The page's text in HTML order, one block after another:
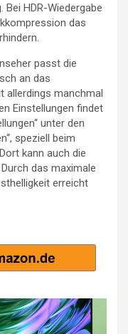
HDR-Wiedergabe
das
passt die
an das
allerdings manchmal
Einstellungen findet
unter den
speziell beim
kann auch die
das maximale
erreicht